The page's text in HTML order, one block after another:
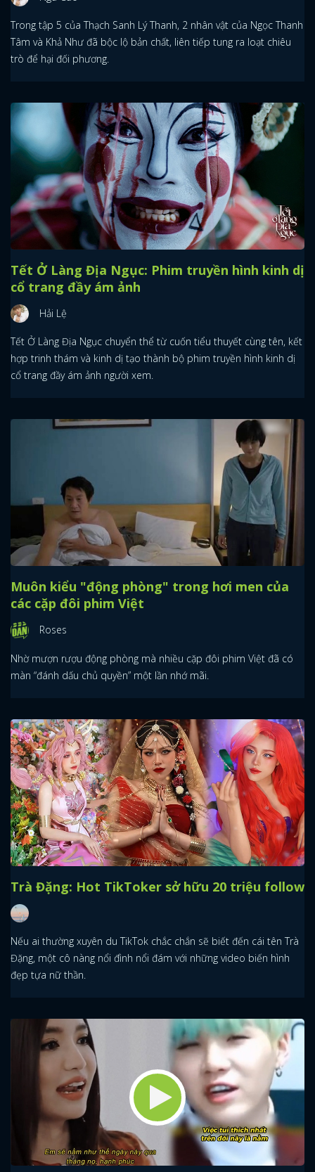
Trong tập 5 của Thạch Sanh Lý Thanh, 2 nhân vật của Ngọc Thanh
Tâm và Khả Như đã bộc lộ bản chất, liên tiếp tung ra loạt chiêu
trò để hại đối phương.
Tết Ở Làng Địa Ngục: Phim truyền hình kinh dị
cổ trang đầy ám ảnh
Hải Lệ
Tết Ở Làng Địa Ngục chuyển thể từ cuốn tiểu thuyết cùng tên, kết
hợp trinh thám và kinh dị tạo thành bộ phim truyền hình kinh dị
cổ trang đầy ám ảnh người xem.
Muôn kiểu "động phòng" trong hơi men của
các cặp đôi phim Việt
Roses
Nhờ mượn rượu động phòng mà nhiều cặp đôi phim Việt đã có
màn “đánh dấu chủ quyền” một lần nhớ mãi.
Trà Đặng: Hot TikToker sở hữu 20 triệu follow
Nếu ai thường xuyên du TikTok chắc chắn sẽ biết đến cái tên Trà
Đặng, một cô nàng nổi đình nổi đám với những video biến hình
đẹp tựa nữ thần.